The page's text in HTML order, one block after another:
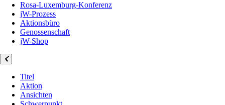
Rosa-Luxemburg-Konferenz
jW-Prozess
Aktionsbüro
Genossenschaft
jW-Shop
Titel
Aktion
Ansichten